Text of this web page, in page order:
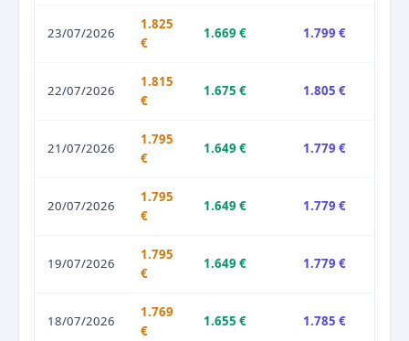
23/07/2026
1.825
€
1.669 € 1.799 €
22/07/2026
1.815
€
1.675 € 1.805 €
21/07/2026
1.795
€
1.649 € 1.779 €
20/07/2026
1.795
€
1.649 € 1.779 €
19/07/2026
1.795
€
1.649 € 1.779 €
18/07/2026
1.769
€
1.655 € 1.785 €